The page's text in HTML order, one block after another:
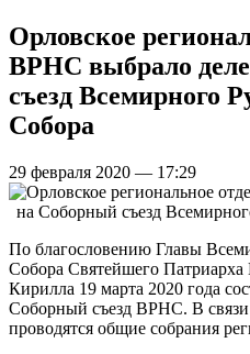
Орловское
ВРНС выбрало
съезд Всемирного
Собора
29 февраля 2020 — 17:29
По благословению Главы
Собора Святейшего Патриарха
Кирилла 19 марта 2020 года
Соборный съезд ВРНС. В связи
проводятся общие собрания